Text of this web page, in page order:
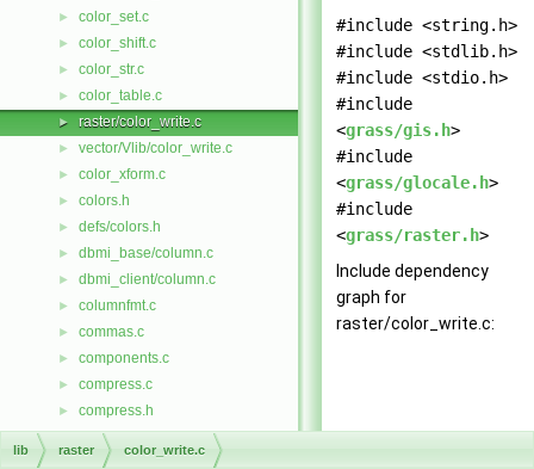
► color_set.c
► color_shift.c
► color_str.c
► color_table.c
► raster/color_write.c
► vector/Vlib/color_write.c
► color_xform.c
► colors.h
► defs/colors.h
► dbmi_base/column.c
► dbmi_client/column.c
► columnfmt.c
► commas.c
► components.c
► compress.c
► compress.h
config.h
db/dbmi_base/connect.c
#include <string.h>
#include <stdlib.h>
#include <stdio.h>
#include
<grass/gis.h>
#include
<grass/glocale.h>
#include
<grass/raster.h>
Include dependency
graph for
raster/color_write.c:
lib raster color_write.c